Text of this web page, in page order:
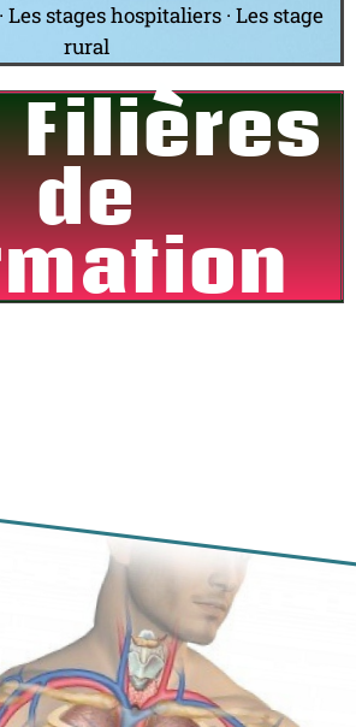
stages hospitaliers · Les stage
rural
Filières
de